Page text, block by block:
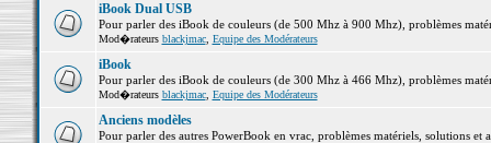
iBook Dual USB
Pour parler des iBook de couleurs (de 500 Mhz à 900 Mhz), problèmes
Mod�rateurs blackjmac, Equipe des Modérateurs
iBook
Pour parler des iBook de couleurs (de 300 Mhz à 466 Mhz), problèmes
Mod�rateurs blackjmac, Equipe des Modérateurs
Anciens modèles
Pour parler des autres PowerBook en vrac, problèmes matériels, solutions et